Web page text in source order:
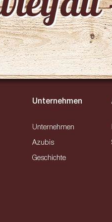
Unternehmen
Unternehmen
Azubis
Geschichte